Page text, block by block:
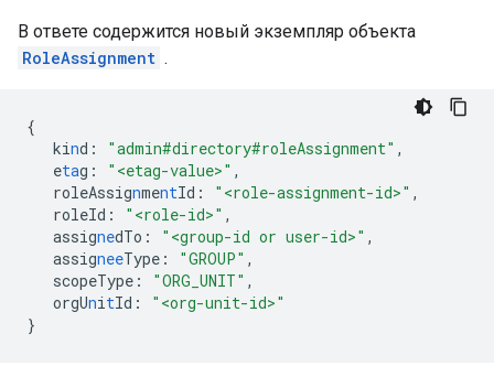
В ответе содержится новый экземпляр объекта
RoleAssignment .
{
kind : "admin#directory#roleAssignment" ,
etag : "<etag-value>" ,
roleAssignmentId : "<role-assignment-id>" ,
roleId : "<role-id>" ,
assignedTo : "<group-id or user-id>" ,
assigneeType : "GROUP" ,
scopeType : "ORG_UNIT" ,
orgUnitId :
"<org-unit-id>"
}